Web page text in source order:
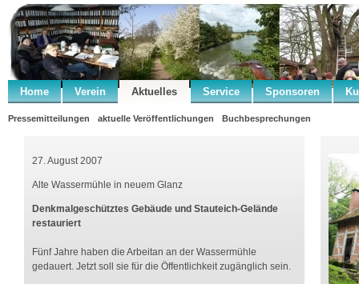
Home Verein Aktuelles Service Sponsoren
Pressemitteilungen aktuelle Veröffentlichungen Buchbesprechungen
27. August 2007
Alte Wassermühle in neuem Glanz
Denkmalgeschütztes Gebäude und Stauteich-Gelände
restauriert
Fünf Jahre haben die Arbeitan an der Wassermühle
gedauert. Jetzt soll sie für die Öffentlichkeit zugänglich sein.